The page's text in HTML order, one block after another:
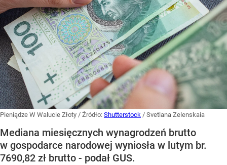
Pieniądze W Walucie Złoty / Źródło: Shutterstock / Svetlana Zelenskaia
Mediana miesięcznych wynagrodzeń brutto
w gospodarce narodowej wyniosła w lutym br.
7690,82 zł brutto - podał GUS.